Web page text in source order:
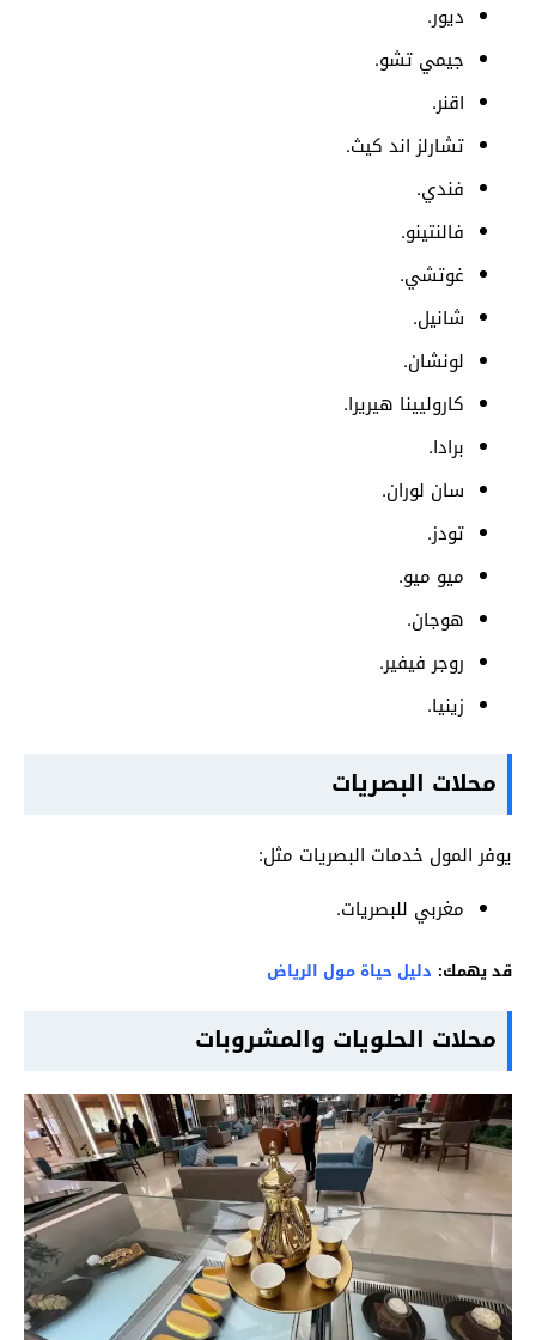
ديور.
جيمي تشو.
اقنر.
تشارلز اند كيث.
فندي.
فالنتينو.
غوتشي.
شانيل.
لونشان.
كاروليينا هيريرا.
برادا.
سان لوران.
تودز.
ميو ميو.
هوجان.
روجر فيفير.
زينيا.
محلات البصريات
يوفر المول خدمات البصريات مثل:
مغربي للبصريات.
قد يهمك: دليل حياة مول الرياض
محلات الحلويات والمشروبات